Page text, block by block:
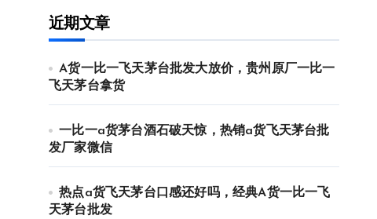
近期文章
A货一比一飞天茅台批发大放价，贵州原厂一比一
飞天茅台拿货
一比一a货茅台酒石破天惊，热销a货飞天茅台批
发厂家微信
热点a货飞天茅台口感还好吗，经典A货一比一飞
天茅台批发